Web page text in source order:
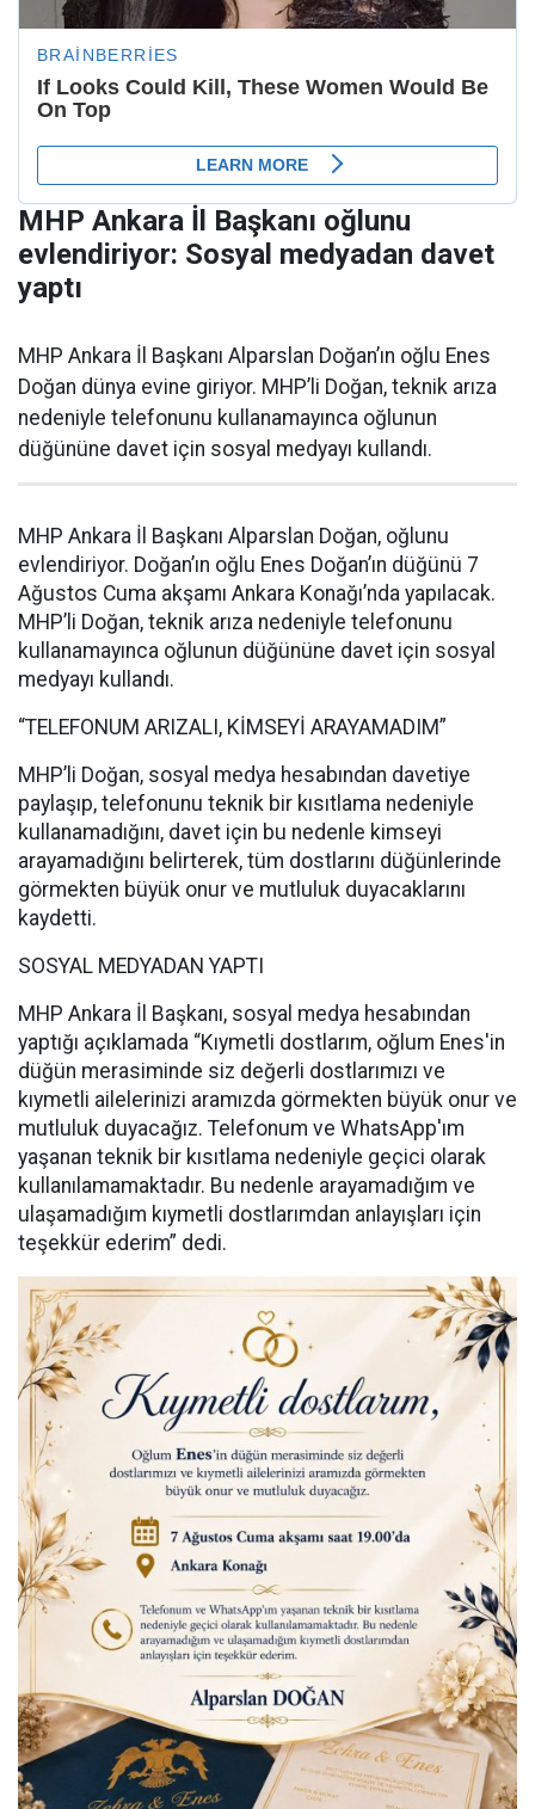
MHP Ankara İl Başkanı oğlunu
evlendiriyor: Sosyal medyadan davet
yaptı
MHP Ankara İl Başkanı Alparslan Doğan’ın oğlu Enes
Doğan dünya evine giriyor. MHP’li Doğan, teknik arıza
nedeniyle telefonunu kullanamayınca oğlunun
düğününe davet için sosyal medyayı kullandı.
MHP Ankara İl Başkanı Alparslan Doğan, oğlunu
evlendiriyor. Doğan’ın oğlu Enes Doğan’ın düğünü 7
Ağustos Cuma akşamı Ankara Konağı’nda yapılacak.
MHP’li Doğan, teknik arıza nedeniyle telefonunu
kullanamayınca oğlunun düğününe davet için sosyal
medyayı kullandı.
“TELEFONUM ARIZALI, KİMSEYİ ARAYAMADIM”
MHP’li Doğan, sosyal medya hesabından davetiye
paylaşıp, telefonunu teknik bir kısıtlama nedeniyle
kullanamadığını, davet için bu nedenle kimseyi
arayamadığını belirterek, tüm dostlarını düğünlerinde
görmekten büyük onur ve mutluluk duyacaklarını
kaydetti.
SOSYAL MEDYADAN YAPTI
MHP Ankara İl Başkanı, sosyal medya hesabından
yaptığı açıklamada “Kıymetli dostlarım, oğlum Enes'in
düğün merasiminde siz değerli dostlarımızı ve
kıymetli ailelerinizi aramızda görmekten büyük onur ve
mutluluk duyacağız. Telefonum ve WhatsApp'ım
yaşanan teknik bir kısıtlama nedeniyle geçici olarak
kullanılamamaktadır. Bu nedenle arayamadığım ve
ulaşamadığım kıymetli dostlarımdan anlayışları için
teşekkür ederim” dedi.